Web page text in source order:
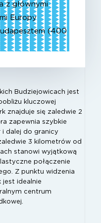
z głównymi
Europy
(400
Budziejowicach jest
kluczowej
znajduje się zaledwie 2
zapewnia szybkie
i dalej do granicy
3 kilometrów od
stanowi wyjątkową
połączenie
Z punktu widzenia
jest idealnie
centrum